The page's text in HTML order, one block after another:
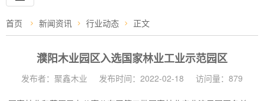
首页 新闻资讯 行业动态 正文
濮阳木业园区入选国家林业工业示范园区
发布者：聚鑫木业 发布时间：2022-02-18 访问量：879